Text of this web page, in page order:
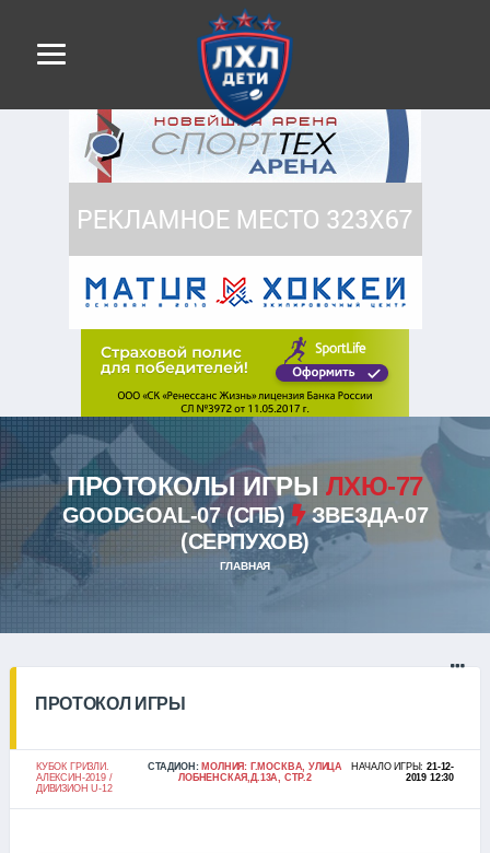
ПРОТОКОЛЫ ИГРЫ ЛХЮ-77
GOODGOAL-07 (СПБ)
ЗВЕЗДА-07
(СЕРПУХОВ)
ГЛАВНАЯ
ПРОТОКОЛ ИГРЫ
КУБОК ГРИЗЛИ.
АЛЕКСИН-2019 /
ДИВИЗИОН U-12
СТАДИОН: МОЛНИЯ: Г.МОСКВА, УЛИЦА
ЛОБНЕНСКАЯ,Д.13А, СТР.2
НАЧАЛО ИГРЫ:21-12-
2019 12:30